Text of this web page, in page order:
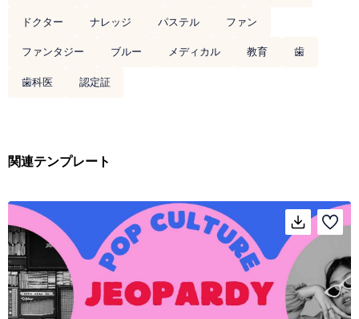
ドクター
ナレッジ パステル
ファン
ファンタジー
ブルー メディカル 教育
歯
歯科医
認定証
関連テンプレート